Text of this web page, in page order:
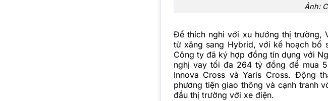
Ảnh:
Để thích nghi với xu hướng thị trường,
từ xăng sang Hybrid, với kế hoạch bổ
Công ty đã ký hợp đồng tín dụng với
nghị vay tối đa 264 tỷ đồng để mua
Innova Cross và Yaris Cross. Động
phương tiện giao thông và cạnh tranh
đầu thị trường với xe điện.